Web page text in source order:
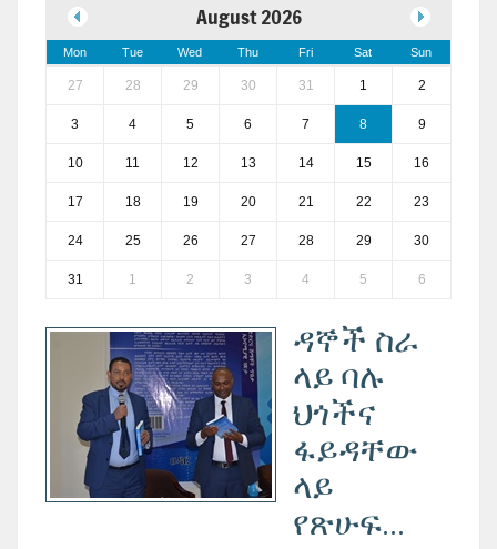
August 2026
Mon Tue Wed Thu Fri Sat Sun
27 28 29 30 31 1 2
3 4 5 6 7 8 9
10 11 12 13 14 15 16
17 18 19 20 21 22 23
24 25 26 27 28 29 30
31 1 2 3 4 5 6
ዳኞች ስራ
ላይ ባሉ
ህጎችና
ፋይዳቸው
ላይ
የጽሁፍ...